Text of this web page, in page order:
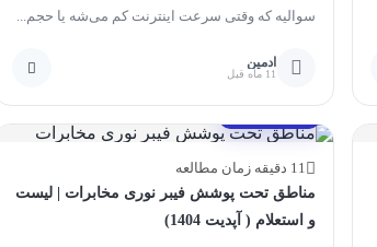
سوالیه که وقتی سرعت اینترنت کم می‌شه یا حجم...
ادمین
11 ماه قبل
11 دقیقه زمان مطالعه
مناطق تحت پوشش فیبر نوری مخابرات | لیست
و استعلام ( آپدیت 1404)